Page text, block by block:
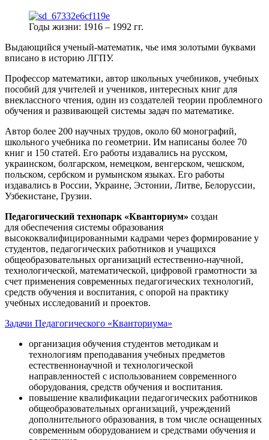
Годы жизни: 1916 – 1992 гг.
Выдающийся ученый-математик, чье имя золотыми буквами
вписано в историю ЛГПУ.
Профессор математики, автор школьных учебников, учебных
пособий для учителей и учеников, интересных книг для
внеклассного чтения, один из создателей теории проблемного
обучения и развивающей системы задач по математике.
Автор более 200 научных трудов, около 60 монографий,
школьного учебника по геометрии. Им написаны более 70
книг и 150 статей. Его работы издавались на русском,
украинском, болгарском, немецком, венгерском, чешском,
польском, сербском и румынском языках. Его работы
издавались в России, Украине, Эстонии, Литве, Белоруссии,
Узбекистане, Грузии.
Педагогический технопарк «Кванториум» создан
для обеспечения системы образования
высококвалифицированными кадрами через формирование у
студентов, педагогических работников и учащихся
общеобразовательных организаций естественно-научной,
технологической, математической, цифровой грамотности за
счет применения современных педагогических технологий,
средств обучения и воспитания, с опорой на практику
учебных исследований и проектов.
Задачи Педагогического «Кванториума»
организация обучения студентов методикам и
технологиям преподавания учебных предметов
естественнонаучной и технологической
направленностей с использованием современного
оборудования, средств обучения и воспитания.
повышение квалификации педагогических работников
общеобразовательных организаций, учреждений
дополнительного образования, в том числе оснащенных
современным оборудованием и средствами обучения и